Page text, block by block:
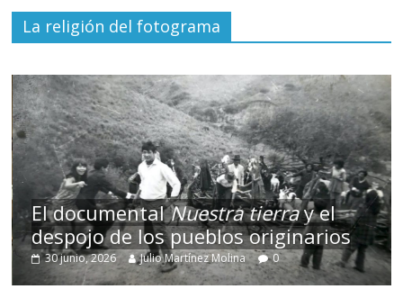
La religión del fotograma
El documentalNuestra tierray el
despojo de los pueblos originarios
30 junio, 2026 Julio Martínez Molina 0